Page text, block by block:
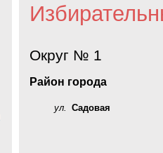
Округ № 1
Район города
ул. Садовая